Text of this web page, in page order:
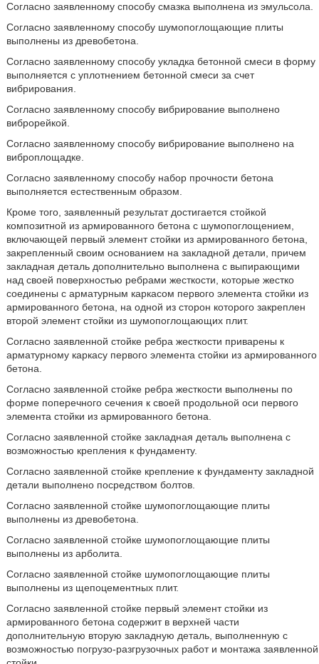
Согласно заявленному способу смазка выполнена из эмульсола.
Согласно заявленному способу шумопоглощающие плиты
выполнены из древобетона.
Согласно заявленному способу укладка бетонной смеси в форму
выполняется с уплотнением бетонной смеси за счет
вибрирования.
Согласно заявленному способу вибрирование выполнено
виброрейкой.
Согласно заявленному способу вибрирование выполнено на
виброплощадке.
Согласно заявленному способу набор прочности бетона
выполняется естественным образом.
Кроме того, заявленный результат достигается стойкой
композитной из армированного бетона с шумопоглощением,
включающей первый элемент стойки из армированного бетона,
закрепленный своим основанием на закладной детали, причем
закладная деталь дополнительно выполнена с выпирающими
над своей поверхностью ребрами жесткости, которые жестко
соединены с арматурным каркасом первого элемента стойки из
армированного бетона, на одной из сторон которого закреплен
второй элемент стойки из шумопоглощающих плит.
Согласно заявленной стойке ребра жесткости приварены к
арматурному каркасу первого элемента стойки из армированного
бетона.
Согласно заявленной стойке ребра жесткости выполнены по
форме поперечного сечения к своей продольной оси первого
элемента стойки из армированного бетона.
Согласно заявленной стойке закладная деталь выполнена с
возможностью крепления к фундаменту.
Согласно заявленной стойке крепление к фундаменту закладной
детали выполнено посредством болтов.
Согласно заявленной стойке шумопоглощающие плиты
выполнены из древобетона.
Согласно заявленной стойке шумопоглощающие плиты
выполнены из арболита.
Согласно заявленной стойке шумопоглощающие плиты
выполнены из щепоцементных плит.
Согласно заявленной стойке первый элемент стойки из
армированного бетона содержит в верхней части
дополнительную вторую закладную деталь, выполненную с
возможностью погрузо-разгрузочных работ и монтажа заявленной